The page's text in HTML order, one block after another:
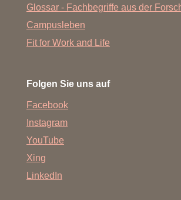
Glossar - Fachbegriffe aus der
Campusleben
Fit for Work and Life
Folgen Sie uns auf
Facebook
Instagram
YouTube
Xing
LinkedIn